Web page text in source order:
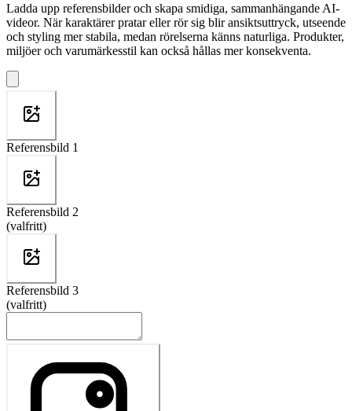
Ladda upp referensbilder och skapa smidiga, sammanhängande AI-
videor. När karaktärer pratar eller rör sig blir ansiktsuttryck, utseende
och styling mer stabila, medan rörelserna känns naturliga. Produkter,
miljöer och varumärkesstil kan också hållas mer konsekventa.
Referensbild 1
Referensbild 2
(valfritt)
Referensbild 3
(valfritt)